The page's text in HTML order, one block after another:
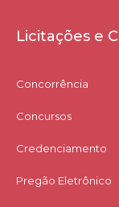
Licitações e
Concorrência
Concursos
Credenciamento
Pregão Eletrônico